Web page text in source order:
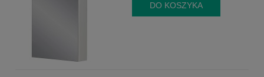
DO KOSZYKA